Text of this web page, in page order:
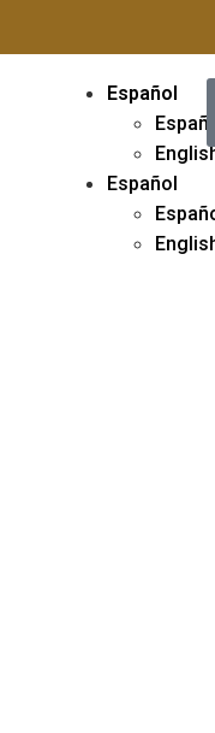
Español
Español
Español